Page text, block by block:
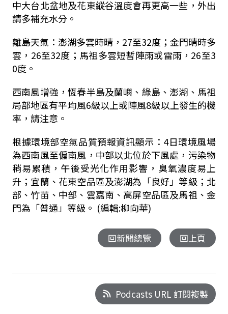
中大台北盆地及花東縱谷溫度會再更高一些，外出
請多補充水分。
離島天氣：澎湖多雲時晴，27至32度；金門晴時多
雲，26至32度；馬祖多雲短暫陣雨或雷雨，26至3
0度。
西南風增強，恆春半島及蘭嶼、綠島、澎湖、馬祖
局部地區有平均風6級以上或陣風8級以上發生的機
率，請注意。
根據環境部空氣品質預報資訊顯示：4日環境風場
為西南風至偏南風，中部以北位於下風處，污染物
稍易累積，午後受光化作用影響，臭氧濃度易上
升；宜蘭、花東空品區及澎湖為「良好」等級；北
部、竹苗、中部、雲嘉南、高屏空品區及馬祖、金
門為「普通」等級。 (編輯:柳向華)
回新聞總覽 回上頁
Podcasts URL 訂閱複製